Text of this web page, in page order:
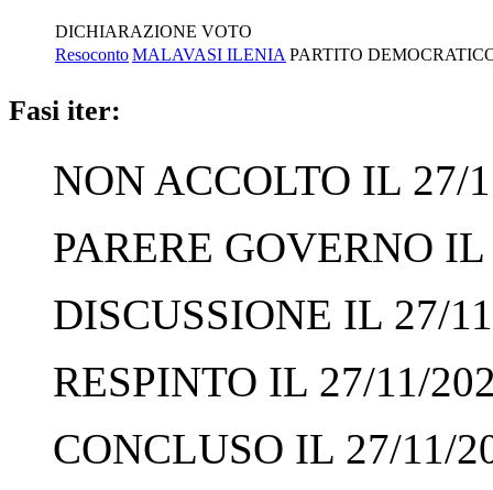
DICHIARAZIONE VOTO
ResocontoMALAVASI ILENIA PARTITO
Fasi iter:
NON ACCOLTO IL 27/
PARERE GOVERNO
DISCUSSIONE IL 27/
RESPINTO IL 27/11/
CONCLUSO IL 27/11/